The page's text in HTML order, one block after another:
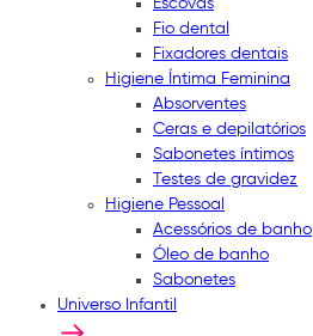
Escovas
Fio dental
Fixadores dentais
Higiene Íntima Feminina
Absorventes
Ceras e depilatórios
Sabonetes íntimos
Testes de gravidez
Higiene Pessoal
Acessórios de banho
Óleo de banho
Sabonetes
Universo Infantil